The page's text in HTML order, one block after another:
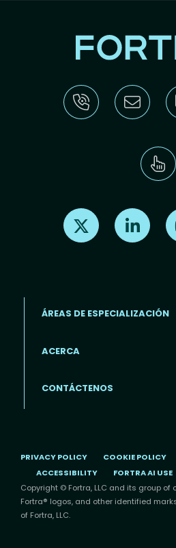
Find us on X Find
Footer menu (ES)
ÁREAS DE ESPECIALIZACIÓN
ACERCA
CONTÁCTENOS
PRIVACY POLICY COOKIE POLICY
ACCESSIBILITY
FORTRA AI USE
Copyright © Fortra, LLC and its group of
Fortra® logos, and other identified
of Fortra, LLC.